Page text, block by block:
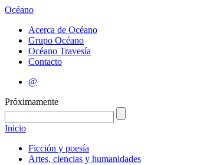
Océano
Acerca de Océano
Grupo Océano
Océano Travesía
Contacto
@
Próximamente
Inicio
Ficción y poesía
Artes, ciencias y humanidades